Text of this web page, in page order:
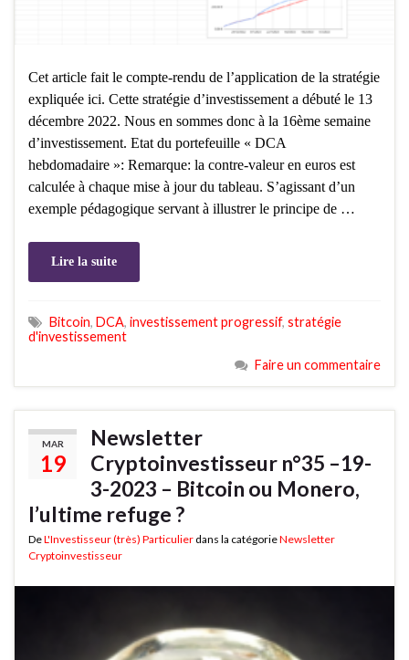
Cet article fait le compte-rendu de l’application de la stratégie
expliquée ici. Cette stratégie d’investissement a débuté le 13
décembre 2022. Nous en sommes donc à la 16ème semaine
d’investissement. Etat du portefeuille « DCA
hebdomadaire »: Remarque: la contre-valeur en euros est
calculée à chaque mise à jour du tableau. S’agissant d’un
exemple pédagogique servant à illustrer le principe de …
Lire la suite
Bitcoin, DCA, investissement progressif, stratégie
d'investissement
Faire un commentaire
MAR
19
Newsletter
Cryptoinvestisseur n°35 –19-
3-2023 – Bitcoin ou Monero,
l’ultime refuge ?
DeL'Investisseur (très) Particulier dans la catégorieNewsletter
Cryptoinvestisseur